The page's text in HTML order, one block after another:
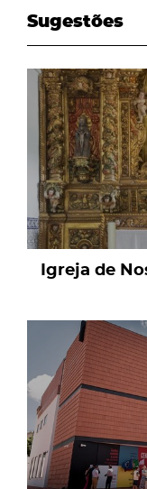
Sugestões
page
Igreja de
page